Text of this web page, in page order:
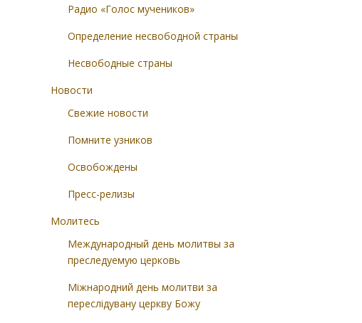
Радио «Голос мучеников»
Определение несвободной страны
Несвободные страны
Новости
Свежие новости
Помните узников
Освобождены
Пресс-релизы
Молитесь
Международный день молитвы за
преследуемую церковь
Міжнародний день молитви за
переслідувану церкву Божу